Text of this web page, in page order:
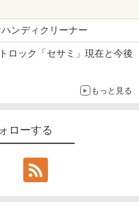
ンディクリーナー
ロック「セサミ」現在と今後
もっと見る
ローする